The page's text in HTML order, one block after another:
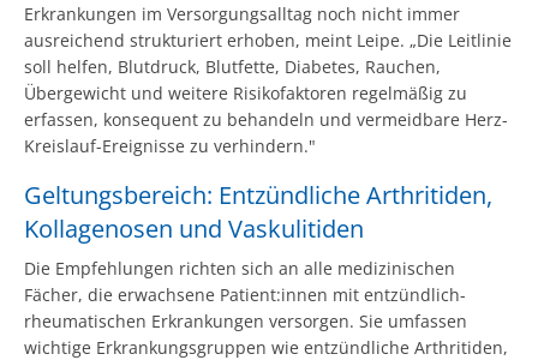
Erkrankungen im Versorgungsalltag noch nicht immer
ausreichend strukturiert erhoben, meint Leipe. „Die Leitlinie
soll helfen, Blutdruck, Blutfette, Diabetes, Rauchen,
Übergewicht und weitere Risikofaktoren regelmäßig zu
erfassen, konsequent zu behandeln und vermeidbare Herz-
Kreislauf-Ereignisse zu verhindern."
Geltungsbereich: Entzündliche Arthritiden,
Kollagenosen und Vaskulitiden
Die Empfehlungen richten sich an alle medizinischen
Fächer, die erwachsene Patient:innen mit entzündlich-
rheumatischen Erkrankungen versorgen. Sie umfassen
wichtige Erkrankungsgruppen wie entzündliche Arthritiden,